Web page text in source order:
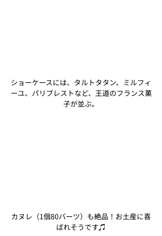
ショーケースには、タルトタタン、ミルフィ
ーユ、パリブレストなど、王道のフランス菓
子が並ぶ。
カヌレ（1個80バーツ）も絶品！お土産に喜
ばれそうです♫